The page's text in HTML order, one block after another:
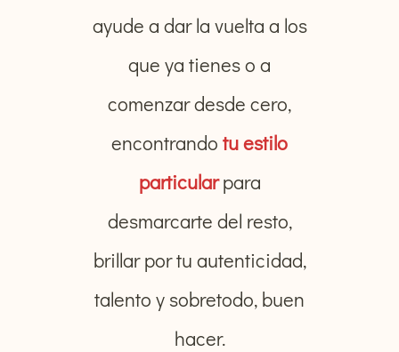
ayude a dar la vuelta a los
que ya tienes o a
comenzar desde cero,
encontrando tu estilo
particularpara
desmarcarte del resto,
brillar por tu autenticidad,
talento y sobretodo, buen
hacer.